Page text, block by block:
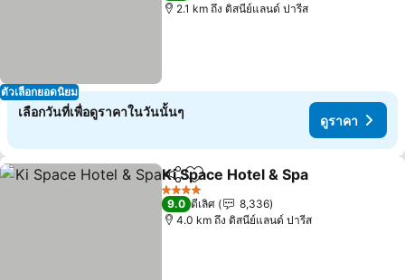
ตัวเลือกยอดนิยม
2.1 km ถึง ดิสนีย์แลนด์ ปารีส
เลือกวันที่เพื่อดูราคาในวันนั้นๆ
ดูราคา
แชร์ เพิ่มในรายการโปรด
Ki Space Hotel & Spa
4 ดาว
9.0 ดีเลิศ
8,336
4.0 km ถึง ดิสนีย์แลนด์ ปารีส